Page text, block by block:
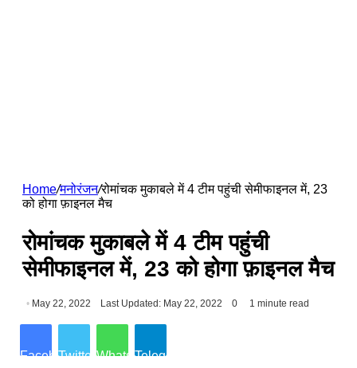
Home/मनोरंजन/रोमांचक मुकाबले में 4 टीम पहुंची सेमीफाइनल में, 23
को होगा फ़ाइनल मैच
रोमांचक मुकाबले में 4 टीम पहुंची
सेमीफाइनल में, 23 को होगा फ़ाइनल मैच
May 22, 2022 Last Updated: May 22, 2022 0 1 minute read
Facebook
Twitter WhatsAppTelegram